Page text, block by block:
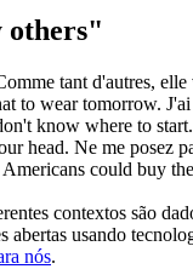
others"
tant d'autres, elle
to wear tomorrow. J'ai
know where to start.
head. Ne me posez
Americans could buy
contextos são
abertas usando
nós.